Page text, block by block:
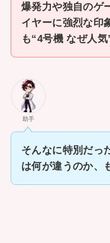
爆発力や独自のゲ
イヤーに強烈な印
も“4号機 なぜ人
助手
そんなに特別だっ
は何が違うのか、